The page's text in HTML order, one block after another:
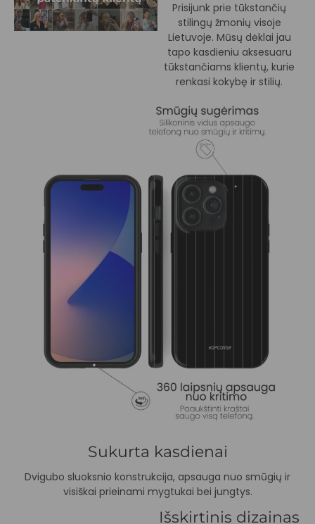
Prisijunk prie tūkstančių
stilingų žmonių visoje
Lietuvoje. Mūsų dėklai jau
tapo kasdieniu aksesuaru
tūkstančiams klientų, kurie
renkasi kokybę ir stilių.
Sukurta kasdienai
Dvigubo sluoksnio konstrukcija, apsauga nuo smūgių ir
visiškai prieinami mygtukai bei jungtys.
Išskirtinis dizainas